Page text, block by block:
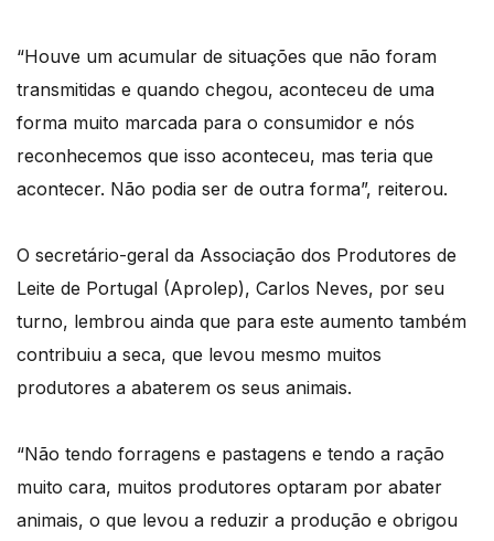
“Houve um acumular de situações que não foram
transmitidas e quando chegou, aconteceu de uma
forma muito marcada para o consumidor e nós
reconhecemos que isso aconteceu, mas teria que
acontecer. Não podia ser de outra forma”, reiterou.
O secretário-geral da Associação dos Produtores de
Leite de Portugal (Aprolep), Carlos Neves, por seu
turno, lembrou ainda que para este aumento também
contribuiu a seca, que levou mesmo muitos
produtores a abaterem os seus animais.
“Não tendo forragens e pastagens e tendo a ração
muito cara, muitos produtores optaram por abater
animais, o que levou a reduzir a produção e obrigou